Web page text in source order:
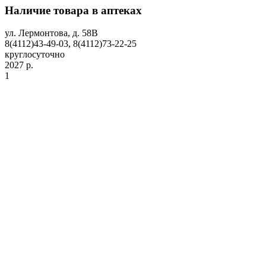
Наличие товара в аптеках
ул. Лермонтова, д. 58В
8(4112)43-49-03, 8(4112)73-22-25
круглосуточно
2027 р.
1